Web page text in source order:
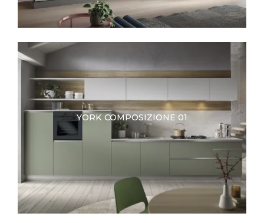
YORK COMPOSIZIONE 01